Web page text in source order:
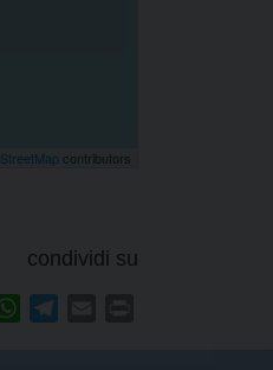
contributors
condividi su
WhatsApp